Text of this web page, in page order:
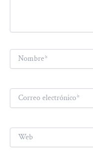
Nombre*
Correo
electrónico*
Web